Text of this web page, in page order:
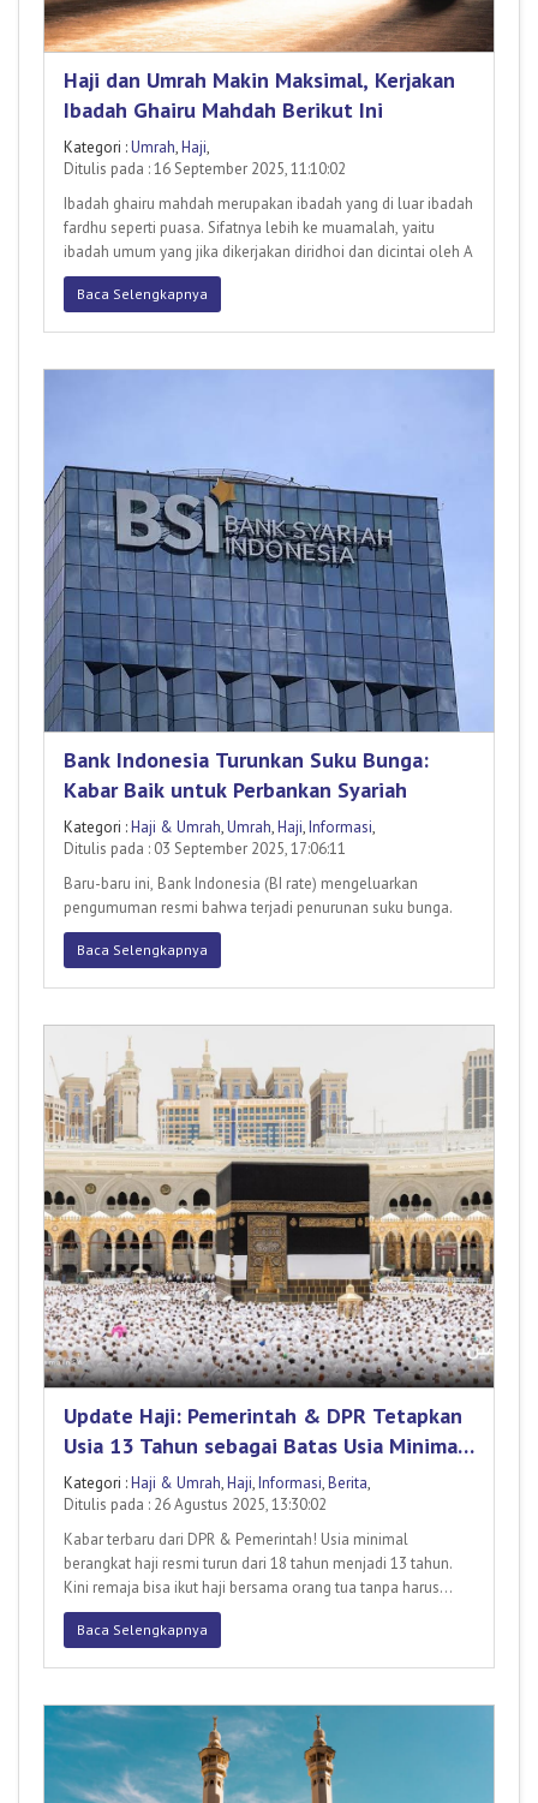
Haji dan Umrah Makin Maksimal, Kerjakan
Ibadah Ghairu Mahdah Berikut Ini
Kategori :Umrah,Haji,
Ditulis pada : 16 September 2025, 11:10:02
Ibadah ghairu mahdah merupakan ibadah yang di luar ibadah
fardhu seperti puasa. Sifatnya lebih ke muamalah, yaitu
ibadah umum yang jika dikerjakan diridhoi dan dicintai oleh A
Baca Selengkapnya
Bank Indonesia Turunkan Suku Bunga:
Kabar Baik untuk Perbankan Syariah
Kategori :Haji & Umrah,Umrah,Haji,Informasi,
Ditulis pada : 03 September 2025, 17:06:11
Baru-baru ini, Bank Indonesia (BI rate) mengeluarkan
pengumuman resmi bahwa terjadi penurunan suku bunga.
Baca Selengkapnya
Update Haji: Pemerintah & DPR Tetapkan
Usia 13 Tahun sebagai Batas Usia Minimal
Haji
Kategori :Haji & Umrah,Haji,Informasi,Berita,
Ditulis pada : 26 Agustus 2025, 13:30:02
Kabar terbaru dari DPR & Pemerintah! Usia minimal
berangkat haji resmi turun dari 18 tahun menjadi 13 tahun.
Kini remaja bisa ikut haji bersama orang tua tanpa harus
menikah d
Baca Selengkapnya